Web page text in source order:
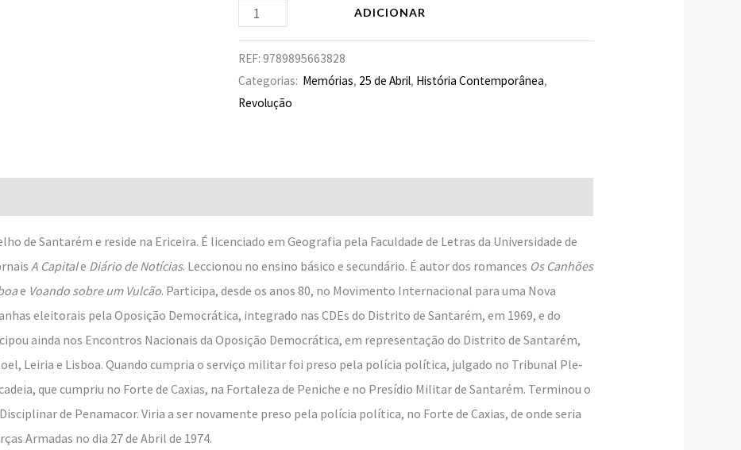
ADICIONAR
REF: 9789895663828
Categorias: Memórias, 25 de Abril, História Contemporânea,
Revolução
de Santarém e reside na Ericeira. É licen­ciado em Geografia pela Faculdade de Letras da Universidade de
A Capitale Diário de Notícias. Leccionou no en­sino básico e secundário. É autor dos romances Os Canhões
e Voando sobre um Vulcão. Participa, desde os anos 80, no Movimento Internacional para uma Nova
eleitorais pela Oposição Demo­crática, integrado nas CDEs do Distrito de Santarém, em 1969, e do
ainda nos Encontros Nacionais da Oposição De­mocrática, em representação do Distri­to de Santarém,
Leiria e Lisboa. Quando cumpria o serviço militar foi preso pela polícia política, julgado no Tribunal Ple­
que cumpriu no Forte de Caxias, na Fortaleza de Peniche e no Presídio Militar de Santarém. Terminou o
de Penamacor. Viria a ser novamente preso pela polícia política, no Forte de Caxias, de onde seria
Armadas no dia 27 de Abril de 1974.